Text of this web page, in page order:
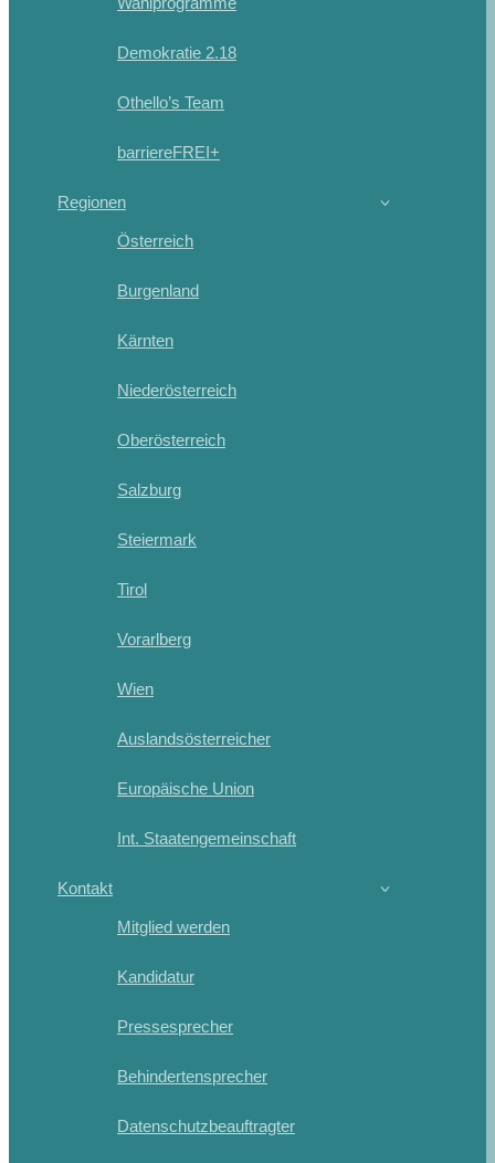
Demokratie 2.18
Othello’s Team
barriereFREI+
Regionen
Österreich
Burgenland
Kärnten
Niederösterreich
Oberösterreich
Salzburg
Steiermark
Tirol
Vorarlberg
Wien
Auslandsösterreicher
Europäische Union
Int. Staatengemeinschaft
Kontakt
Mitglied werden
Kandidatur
Pressesprecher
Behindertensprecher
Datenschutzbeauftragter